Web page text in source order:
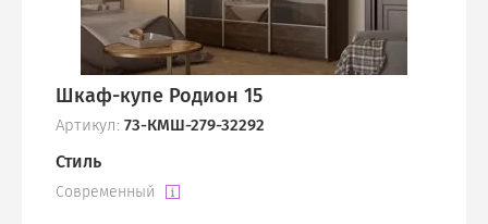
Шкаф-купе Родион 15
Артикул: 73-КМШ-279-32292
Стиль
Современный